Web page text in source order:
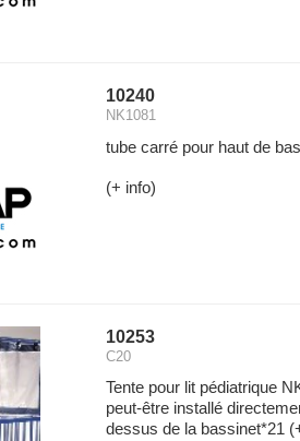
10240
NK1081
tube carré pour haut de
(+ info)
10253
C20
Tente pour lit pédiatrique
peut-être installé
dessus de la bassinet*21